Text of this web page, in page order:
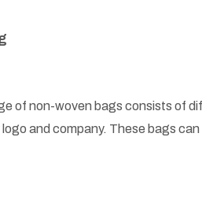
of non-woven bags consists of
and company. These bags